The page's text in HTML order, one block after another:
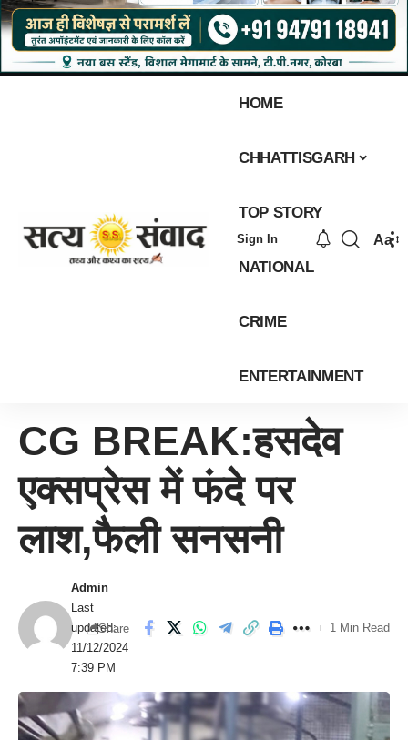
HOME
CHHATTISGARH
TOP STORY
NATIONAL
CRIME
ENTERTAINMENT
Sign In Aa
CG BREAK:हसदेव
एक्सप्रेस में फंदे पर
लाश,फैली सनसनी
Last
updated:
11/12/2024
7:39 PM
Admin
Share 1 Min Read